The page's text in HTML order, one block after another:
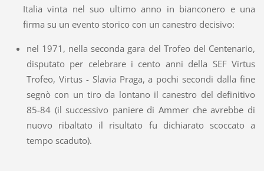
Italia vinta nel suo ultimo anno in bianconero e una
firma su un evento storico con un canestro decisivo:
nel 1971, nella seconda gara del Trofeo del Centenario,
disputato per celebrare i cento anni della SEF Virtus
Trofeo, Virtus - Slavia Praga, a pochi secondi dalla fine
segnò con un tiro da lontano il canestro del definitivo
85-84 (il successivo paniere di Ammer che avrebbe di
nuovo ribaltato il risultato fu dichiarato scoccato a
tempo scaduto).